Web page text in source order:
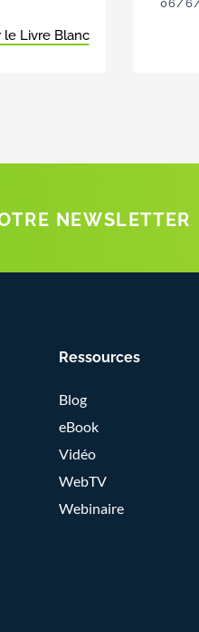
le Livre Blanc
NEWSLETTER
Ressources
Blog
eBook
Vidéo
WebTV
Webinaire